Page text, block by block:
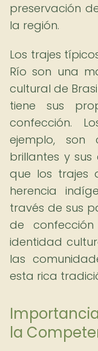
preservación
la región.
Los trajes
Río son una
cultural de
tiene sus
confección.
ejemplo, son
brillantes y sus
que los trajes
herencia
través de sus
de
identidad
las
esta rica
la